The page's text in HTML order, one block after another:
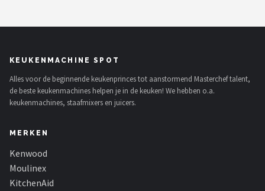
KitchenAid
Magimix
Bardi
Bartscher
KEUKENMACHINE SPOT
Alles voor de beginnende keukenprinces tot aanstormend Masterchef talent,
de beste keukenmachines helpen je in de keuken! We hebben o.a.
keukenmachines, staafmixers en juicers.
MERKEN
Kenwood
Moulinex
KitchenAid